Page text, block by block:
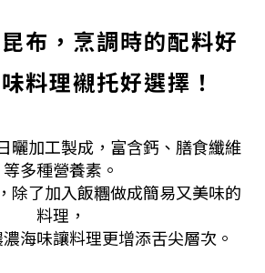
布，烹調時的配料好
料理襯托好選擇！
曬加工製成，富含鈣、膳食纖維
等多種營養素。
除了加入飯糰做成簡易又美味的
料理，
海味讓料理更增添舌尖層次。